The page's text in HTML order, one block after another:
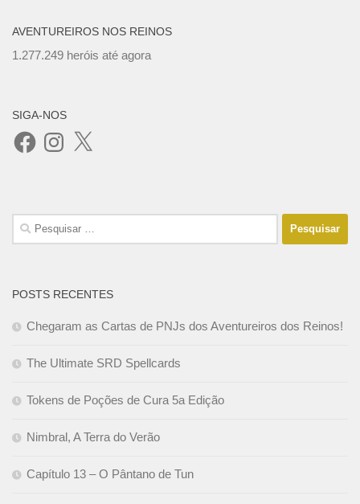
AVENTUREIROS NOS REINOS
1.277.249 heróis até agora
SIGA-NOS
FacebookInstagram
X
Pesquisar
por:
POSTS RECENTES
Chegaram as Cartas de PNJs dos Aventureiros dos Reinos!
The Ultimate SRD Spellcards
Tokens de Poções de Cura 5a Edição
Nimbral, A Terra do Verão
Capítulo 13 – O Pântano de Tun